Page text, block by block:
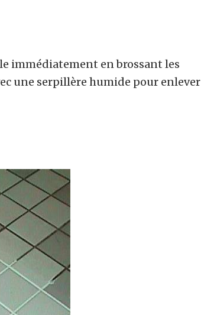
immédiatement en brossant les
une serpillère humide pour enlever